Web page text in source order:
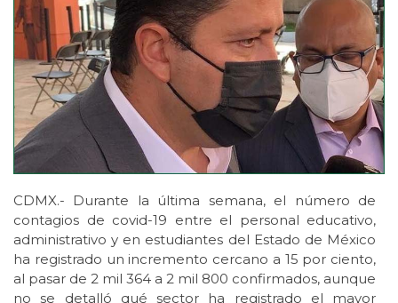
CDMX.- Durante la última semana, el número de
contagios de covid-19 entre el personal educativo,
administrativo y en estudiantes del Estado de México
ha registrado un incremento cercano a 15 por ciento,
al pasar de 2 mil 364 a 2 mil 800 confirmados, aunque
no se detalló qué sector ha registrado el mayor